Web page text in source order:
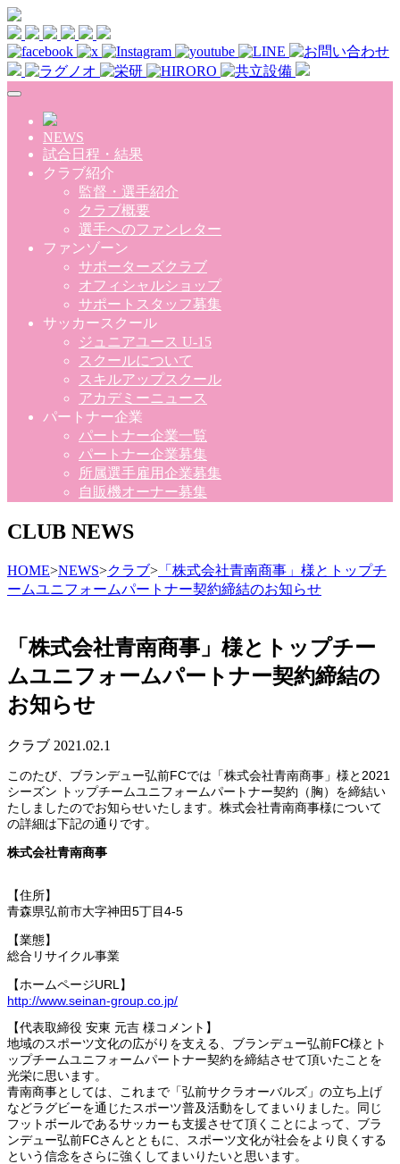
Skip to main content
NEWS
試合日程・結果
クラブ紹介
監督・選手紹介
クラブ概要
選手へのファンレター
ファンゾーン
サポーターズクラブ
オフィシャルショップ
サポートスタッフ募集
サッカースクール
ジュニアユース U-15
スクールについて
スキルアップスクール
アカデミーニュース
パートナー企業
パートナー企業一覧
パートナー企業募集
所属選手雇用企業募集
自販機オーナー募集
CLUB NEWS
HOME>NEWS>クラブ> 「株式会社青南商事」様とトップチ
ームユニフォームパートナー契約締結のお知らせ
「株式会社青南商事」様とトップチー
ムユニフォームパートナー契約締結の
お知らせ
クラブ 2021.02.1
このたび、ブランデュー弘前FCでは「株式会社青南商事」様と2021
シーズン トップチームユニフォームパートナー契約（胸）を締結い
たしましたのでお知らせいたします。株式会社青南商事様について
の詳細は下記の通りです。
株式会社青南商事
【住所】
青森県弘前市大字神田5丁目4-5
【業態】
総合リサイクル事業
【ホームページURL】
http://www.seinan-group.co.jp/
【代表取締役 安東 元吉 様コメント】
地域のスポーツ文化の広がりを支える、ブランデュー弘前FC様とト
ップチームユニフォームパートナー契約を締結させて頂いたことを
光栄に思います。
青南商事としては、これまで「弘前サクラオーバルズ」の立ち上げ
などラグビーを通じたスポーツ普及活動をしてまいりました。同じ
フットボールであるサッカーも支援させて頂くことによって、ブラ
ンデュー弘前FCさんとともに、スポーツ文化が社会をより良くする
という信念をさらに強くしてまいりたいと思います。